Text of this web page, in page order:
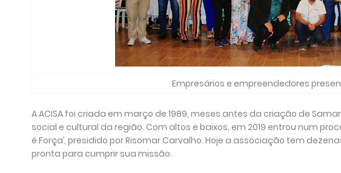
Empresários e empreendedores
A ACISA foi criada em março de 1989, meses antes da criação de
social e cultural da região. Com altos e baixos, em 2019 entrou num
é Força’, presidido por Risomar Carvalho. Hoje a associação tem
pronta para cumprir sua missão.